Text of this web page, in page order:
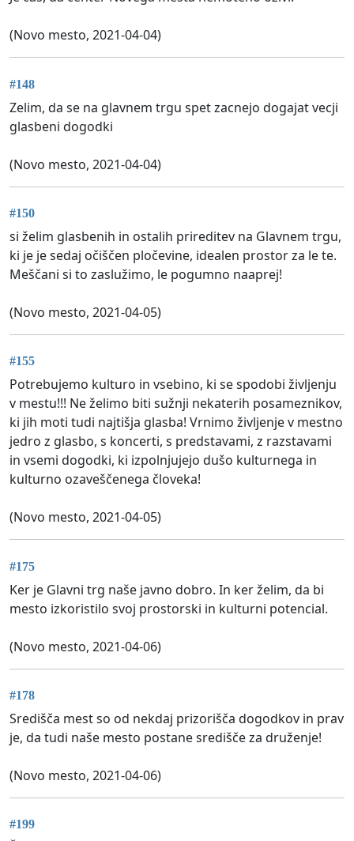
(Novo mesto, 2021-04-04)
#148
Zelim, da se na glavnem trgu spet zacnejo dogajat vecji
glasbeni dogodki
(Novo mesto, 2021-04-04)
#150
si želim glasbenih in ostalih prireditev na Glavnem trgu,
ki je je sedaj očiščen pločevine, idealen prostor za le te.
Meščani si to zaslužimo, le pogumno naaprej!
(Novo mesto, 2021-04-05)
#155
Potrebujemo kulturo in vsebino, ki se spodobi življenju
v mestu!!! Ne želimo biti sužnji nekaterih posameznikov,
ki jih moti tudi najtišja glasba! Vrnimo življenje v mestno
jedro z glasbo, s koncerti, s predstavami, z razstavami
in vsemi dogodki, ki izpolnjujejo dušo kulturnega in
kulturno ozaveščenega človeka!
(Novo mesto, 2021-04-05)
#175
Ker je Glavni trg naše javno dobro. In ker želim, da bi
mesto izkoristilo svoj prostorski in kulturni potencial.
(Novo mesto, 2021-04-06)
#178
Središča mest so od nekdaj prizorišča dogodkov in prav
je, da tudi naše mesto postane središče za druženje!
(Novo mesto, 2021-04-06)
#199